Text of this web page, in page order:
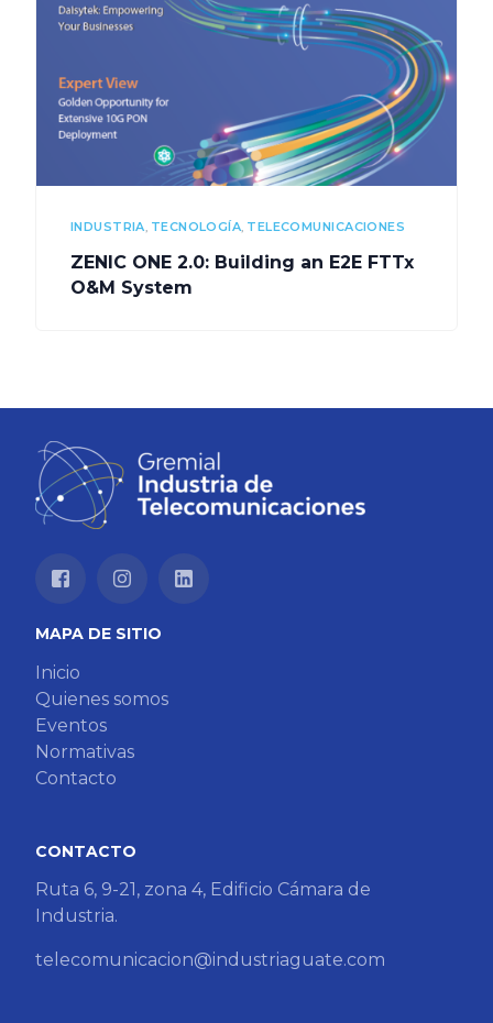
INDUSTRIA, TECNOLOGÍA, TELECOMUNICACIONES
ZENIC ONE 2.0: Building an E2E FTTx
O&M System
MAPA DE SITIO
Inicio
Quienes somos
Eventos
Normativas
Contacto
CONTACTO
Ruta 6, 9-21, zona 4, Edificio Cámara de
Industria.
telecomunicacion@industriaguate.com